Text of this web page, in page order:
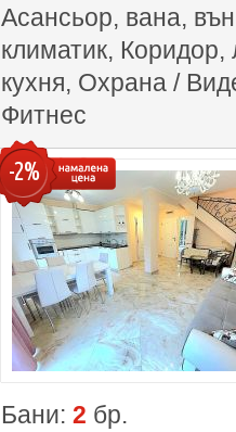
Асансьор, вана,
климатик,
кухня, Охрана /
Фитнес
-2%
Бани: 2 бр.